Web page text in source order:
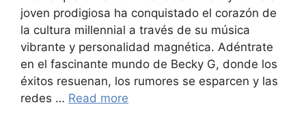
joven prodigiosa ha conquistado el corazón de
la cultura millennial a través de su música
vibrante y personalidad magnética. Adéntrate
en el fascinante mundo de Becky G, donde los
éxitos resuenan, los rumores se esparcen y las
redes … Read more